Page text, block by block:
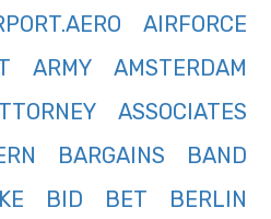
AIRFORCE
AMSTERDAM
ARMY
ASSOCIATES
BAND
BARGAINS
BERLIN
BET
BID